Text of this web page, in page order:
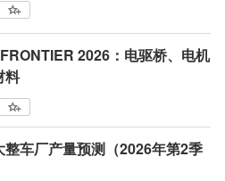
2026：电驱桥、电机
料
整车厂产量预测（2026年第2季